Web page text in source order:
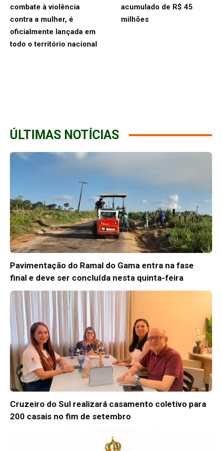
combate à violência
contra a mulher, é
oficialmente lançada em
todo o território nacional
acumulado de R$ 45
milhões
ÚLTIMAS NOTÍCIAS
Pavimentação do Ramal do Gama entra na fase
final e deve ser concluída nesta quinta-feira
Cruzeiro do Sul realizará casamento coletivo para
200 casais no fim de setembro